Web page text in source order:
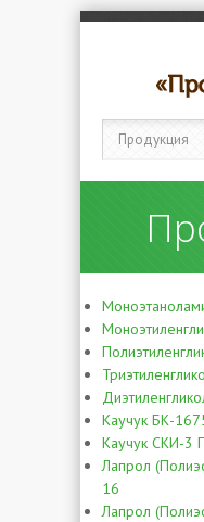
Каучук БК-
Каучук СКИ-3
Лапрол
16
Лапрол